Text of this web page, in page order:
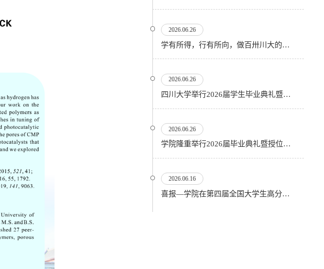
2026.06.26
学有所得，行有所向，做百卅川大的薪火赓续者——校长汪劲松在四川大学2026届学生毕业典礼上的...
2026.06.26
四川大学举行2026届学生毕业典礼暨学位授予仪式
2026.06.26
​学院隆重举行2026届毕业典礼暨授位仪式
2026.06.16
喜报—学院在第四届全国大学生高分子材料实验实践虚拟仿真大赛再创佳绩